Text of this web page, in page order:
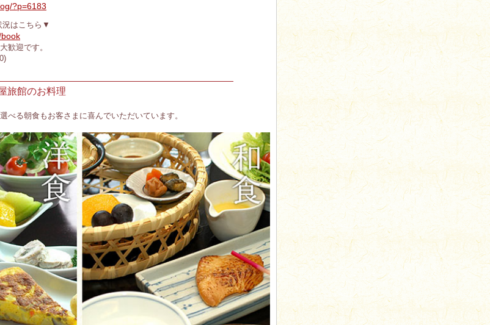
?p=6183
況はこちら▼
歓迎です。
旅館のお料理
べる朝食もお客さまに喜んでいただいています。